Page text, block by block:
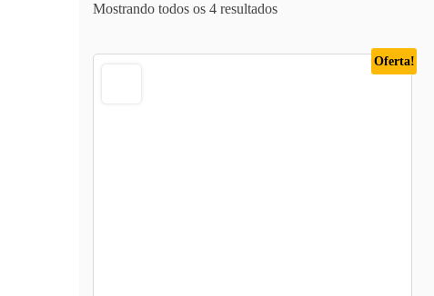
Mostrando todos os 4 resultados
Oferta!